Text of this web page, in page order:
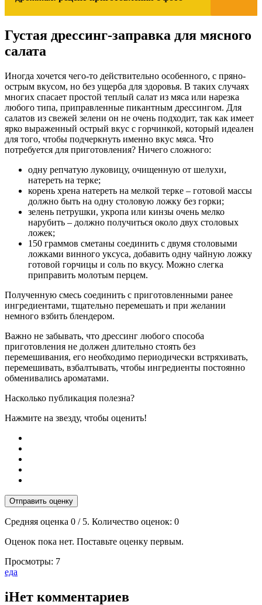
Густая дрессинг-заправка для мясного
салата
Иногда хочется чего-то действительно особенного, с пряно-
острым вкусом, но без ущерба для здоровья. В таких случаях
многих спасает простой теплый салат из мяса или нарезка
любого типа, приправленные пикантным дрессингом. Для
салатов из свежей зелени он не очень подходит, так как имеет
ярко выраженный острый вкус с горчинкой, который идеален
для того, чтобы подчеркнуть именно вкус мяса. Что
потребуется для приготовления? Ничего сложного:
одну репчатую луковицу, очищенную от шелухи,
натереть на терке;
корень хрена натереть на мелкой терке – готовой массы
должно быть на одну столовую ложку без горки;
зелень петрушки, укропа или кинзы очень мелко
нарубить – должно получиться около двух столовых
ложек;
150 граммов сметаны соединить с двумя столовыми
ложками винного уксуса, добавить одну чайную ложку
готовой горчицы и соль по вкусу. Можно слегка
приправить молотым перцем.
Полученную смесь соединить с приготовленными ранее
ингредиентами, тщательно перемешать и при желании
немного взбить блендером.
Важно не забывать, что дрессинг любого способа
приготовления не должен длительно стоять без
перемешивания, его необходимо периодически встряхивать,
перемешивать, взбалтывать, чтобы ингредиенты постоянно
обменивались ароматами.
Насколько публикация полезна?
Нажмите на звезду, чтобы оценить!
Отправить оценку
Средняя оценка 0 / 5. Количество оценок: 0
Оценок пока нет. Поставьте оценку первым.
Просмотры: 7
Тэги:
еда
iНет комментариев